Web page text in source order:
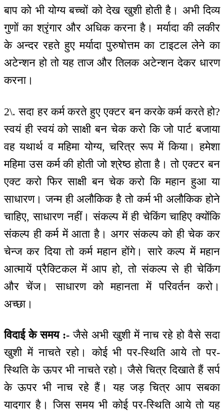
बाप को भी योग्य बच्चों को देख खुशी होती है। अभी दिव्य
गुणों का श्रृंगार और अधिक करना है। मर्यादा की लकीर
के अन्दर रहते हुए मर्यादा पुरुषोत्तम का टाइटल लेने का
अटेन्शन हो तो यह ताज और तिलक अटेन्शन देकर धारण
करना।
2\. सदा हर कर्म करते हुए एक्टर बन करके कर्म करते हो?
स्वयं ही स्वयं को साक्षी बन चेक करो कि जो पार्ट बजाया
वह यथार्थ व महिमा योग्य, चरित्र रूप में किया। हमेशा
महिमा उस कर्म की होती जो श्रेष्ठ होता है। तो एक्टर बन
एक्ट करो फिर साक्षी बन चेक करो कि महान हुआ या
साधारण। जन्म ही अलौकिक है तो कर्म भी अलौकिक होने
चाहिए, साधारण नहीं। संकल्प में ही चेकिंग चाहिए क्योंकि
संकल्प ही कर्म में आता है। अगर संकल्प को ही चेक कर
चेन्ज कर दिया तो कर्म महान होंगे। सारे कल्प में महान
आत्मायें प्रैक्टिकल में आप हो, तो संकल्प से ही चेकिंग
और चेंज। साधारण को महानता में परिवर्तन करो।
अच्छा।
विदाई के समय :- जैसे अभी खुशी में नाच रहे हो वैसे सदा
खुशी में नाचते रहो। कोई भी पर-स्थिति आये तो पर-
स्थिति के ऊपर भी नाचते रहो। जैसे चित्र दिखाते हैं सर्प
के ऊपर भी नाच रहे हैं। यह जड़ चित्र आप सबका
यादगार है। जिस समय भी कोई पर-स्थिति आये तो यह